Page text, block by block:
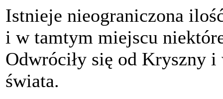
Istnieje nieograniczona
i w tamtym miejscu
Odwróciły się od Kryszny
świata.